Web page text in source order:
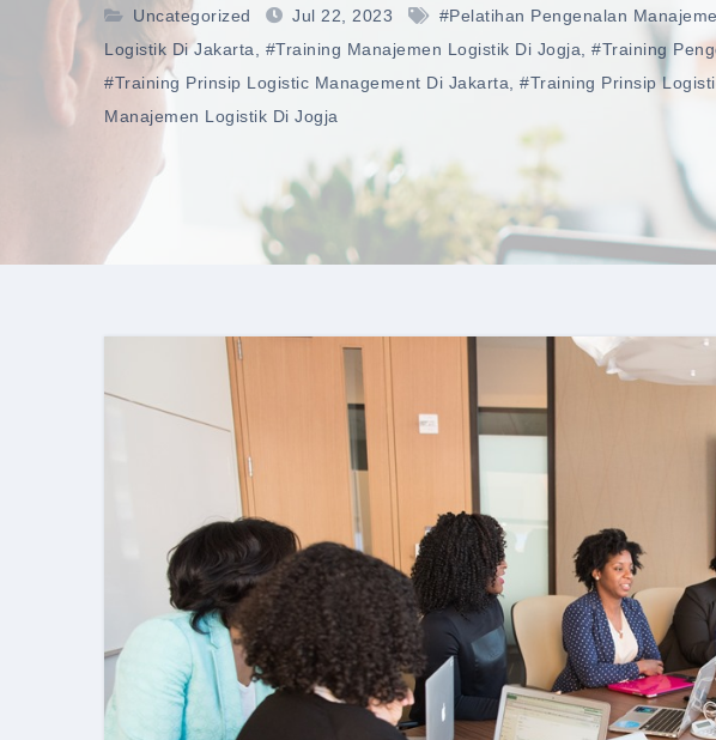
Uncategorized Jul 22, 2023 #pelatihan Pengenalan
Logistik Di Jakarta
#training Manajemen Logistik Di Jogja #training
#training Prinsip Logistic Management Di Jakarta
#training Prinsip
Manajemen Logistik Di Jogja